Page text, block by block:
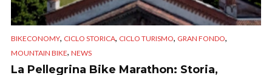
BIKECONOMY, CICLO STORICA, CICLO TURISMO, GRAN FONDO,
MOUNTAIN BIKE, NEWS
La Pellegrina Bike Marathon: Storia,